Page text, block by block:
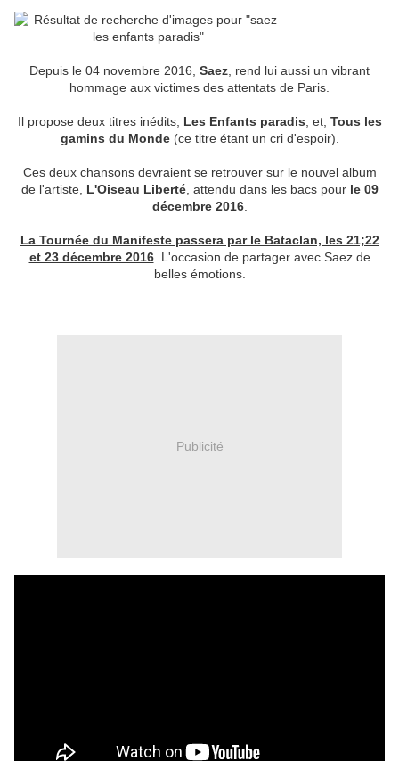
Depuis le 04 novembre 2016, Saez , rend lui aussi un vibrant
hommage aux victimes des attentats de Paris.
Il propose deux titres inédits, Les Enfants paradis , et, Tous les
gamins du Monde(ce titre étant un cri d'espoir).
Ces deux chansons devraient se retrouver sur le nouvel album
de l'artiste, L'Oiseau Liberté, attendu dans les bacs pour le 09
décembre 2016.
La Tournée du Manifeste passera par le Bataclan, les 21;22
et 23 décembre 2016. L'occasion de partager avec Saez de
belles émotions.
Publicité